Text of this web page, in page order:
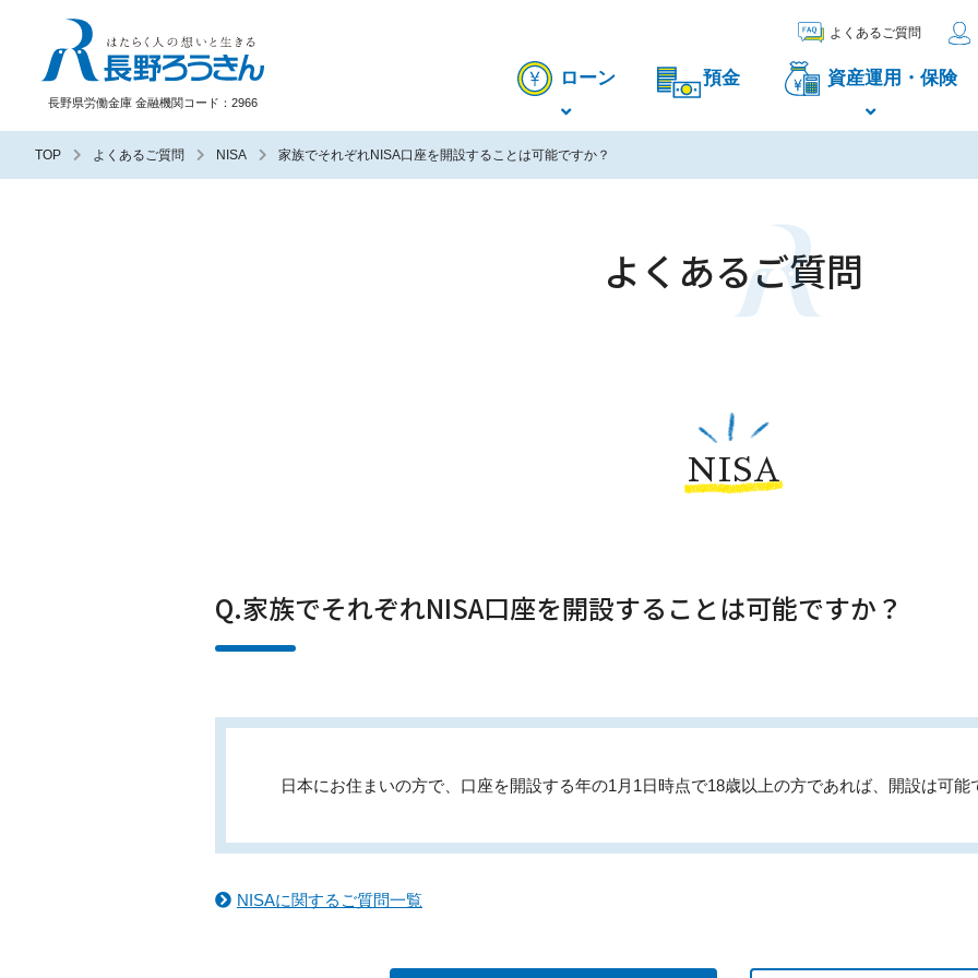
長野県労働金庫 金融機関コード：2966
ローン 預金 資産運用・保険
よくあるご質問
TOP よくあるご質問 NISA 家族でそれぞれNISA口座を開設することは可能ですか？
よくあるご質問
NISA
Q.家族でそれぞれNISA口座を開設することは可能ですか？
日本にお住まいの方で、口座を開設する年の1月1日時点で18歳以上の方であれば、開設は可能
NISAに関するご質問一覧